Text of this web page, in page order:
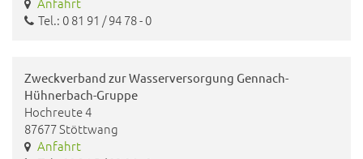
Tel.: 0 81 91 / 94 78 - 0
Zweckverband zur Wasserversorgung Gennach-
Hühnerbach-Gruppe
Hochreute 4
87677 Stöttwang
Anfahrt